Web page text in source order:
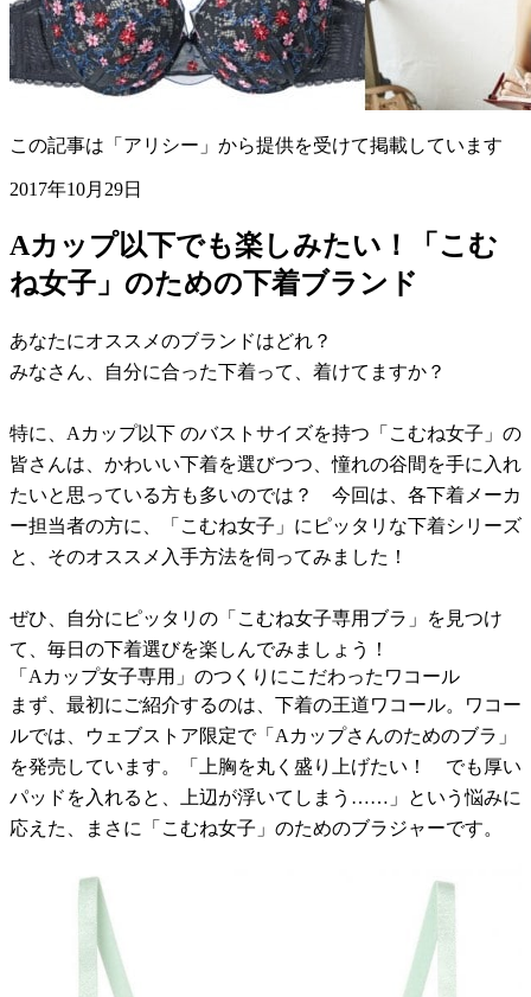
この記事は「アリシー」から提供を受けて掲載しています
2017年10月29日
Aカップ以下でも楽しみたい！「こむ
ね女子」のための下着ブランド
あなたにオススメのブランドはどれ？
みなさん、自分に合った下着って、着けてますか？
特に、Aカップ以下 のバストサイズを持つ「こむね女子」の
皆さんは、かわいい下着を選びつつ、憧れの谷間を手に入れ
たいと思っている方も多いのでは？ 今回は、各下着メーカ
ー担当者の方に、「こむね女子」にピッタリな下着シリーズ
と、そのオススメ入手方法を伺ってみました！
ぜひ、自分にピッタリの「こむね女子専用ブラ」を見つけ
て、毎日の下着選びを楽しんでみましょう！
「Aカップ女子専用」のつくりにこだわったワコール
まず、最初にご紹介するのは、下着の王道ワコール。ワコー
ルでは、ウェブストア限定で「Aカップさんのためのブラ」
を発売しています。「上胸を丸く盛り上げたい！ でも厚い
パッドを入れると、上辺が浮いてしまう……」という悩みに
応えた、まさに「こむね女子」のためのブラジャーです。